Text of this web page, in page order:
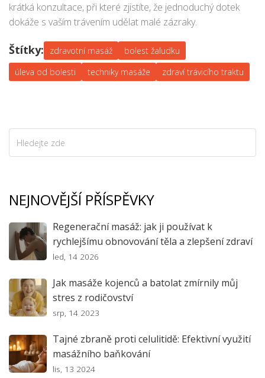
krátká konzultace, při které zjistíte, že jednoduchý dotek
dokáže s vaším trávením udělat malé zázraky.
Štítky: zdravotní masáž
bolest žaludku
úleva od bolesti
techniky masáže zdraví trávicího traktu
NEJNOVĚJŠÍ PŘÍSPĚVKY
Regenerační masáž: jak ji používat k
rychlejšímu obnovování těla a zlepšení zdraví
led, 14 2026
Jak masáže kojenců a batolat zmírnily můj
stres z rodičovství
srp, 14 2023
Tajné zbraně proti celulitidě: Efektivní využití
masážního baňkování
lis, 13 2024